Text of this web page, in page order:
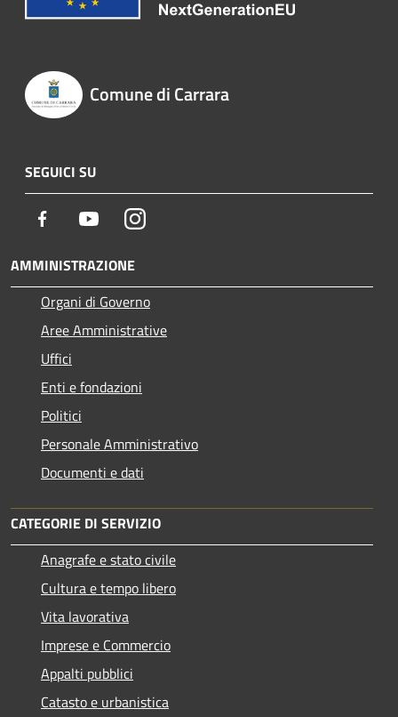
Comune di Carrara
SEGUICI SU
Facebook YoutubeInstagram
AMMINISTRAZIONE
Organi di Governo
Aree Amministrative
Uffici
Enti e fondazioni
Politici
Personale Amministrativo
Documenti e dati
CATEGORIE DI SERVIZIO
Anagrafe e stato civile
Cultura e tempo libero
Vita lavorativa
Imprese e Commercio
Appalti pubblici
Catasto e urbanistica